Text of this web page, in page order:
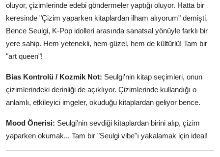
oluyor, çizimlerinde edebi göndermeler yaptığı oluyor. Hatta bir
keresinde "Çizim yaparken kitaplardan ilham alıyorum" demişti.
Bence Seulgi, K-Pop idolleri arasında sanatsal yönüyle farklı bir
yere sahip. Hem yetenekli, hem güzel, hem de kültürlü! Tam bir
"art queen"!
Bias Kontrolü / Kozmik Not: Seulgi'nin kitap seçimleri, onun
çizimlerindeki derinliği de açıklıyor. Çizimlerinde kullandığı o
anlamlı, etkileyici imgeler, okuduğu kitaplardan geliyor bence.
Mood Önerisi: Seulgi'nin sevdiği kitaplardan birini alıp, çizim
yaparken okumak... Tam bir "Seulgi vibe"ı yakalamak için ideal!